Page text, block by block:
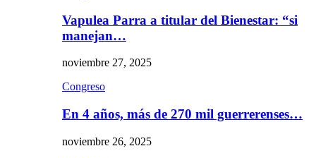
Vapulea Parra a titular del Bienestar: “si
manejan…
noviembre 27, 2025
Congreso
En 4 años, más de 270 mil guerrerenses…
noviembre 26, 2025